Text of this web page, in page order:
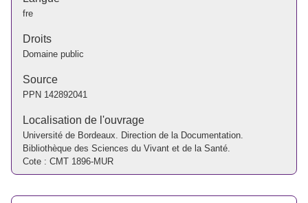
fre
Droits
Domaine public
Source
PPN 142892041
Localisation de l'ouvrage
Université de Bordeaux. Direction de la Documentation.
Bibliothèque des Sciences du Vivant et de la Santé.
Cote : CMT 1896-MUR